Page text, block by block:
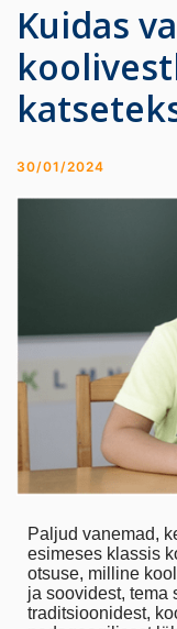
Kuidas
30/01/2024
Paljud vanemad,
esimeses klassis
otsuse, milline
ja soovidest, tema
traditsioonidest,